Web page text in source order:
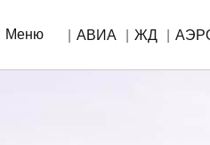
Меню АВИА ЖД